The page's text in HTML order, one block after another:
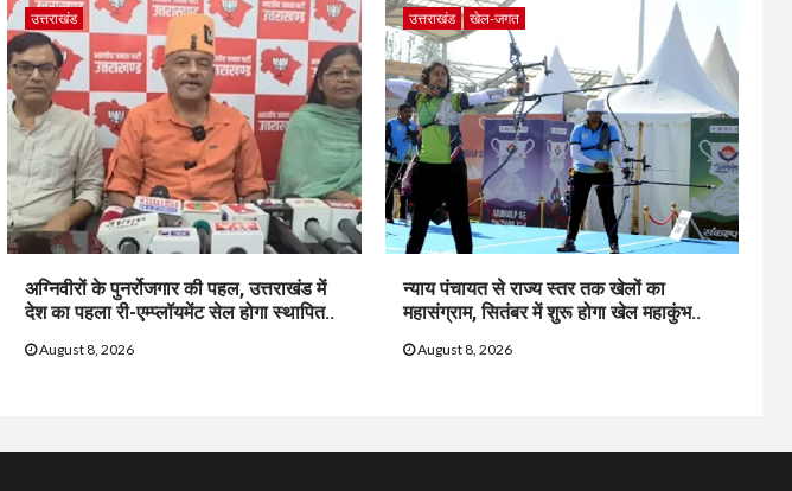
उत्तराखंड
अग्निवीरों के पुनर्रोजगार की पहल, उत्तराखंड में
देश का पहला री-एम्प्लॉयमेंट सेल होगा स्थापित..
August 8, 2026
उत्तराखंड खेल-जगत
न्याय पंचायत से राज्य स्तर तक खेलों का
महासंग्राम, सितंबर में शुरू होगा खेल महाकुंभ..
August 8, 2026